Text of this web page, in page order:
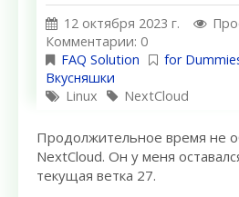
12 октября 2023 г.
Комментарии: 0
FAQ Solution
for
Вкусняшки
Linux
NextCloud
Продолжительное время не
NextCloud. Он у меня
текущая ветка 27.